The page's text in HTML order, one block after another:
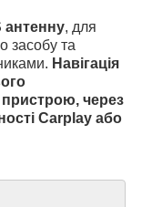
антенну, для
засобу та
Навігація
через
Carplay або